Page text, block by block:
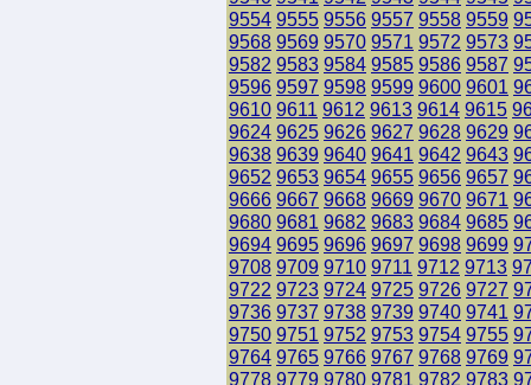
9554 9555 9556 9557 9558 9559
9568 9569 9570 9571 9572 9573
9582 9583 9584 9585 9586 9587
9596 9597 9598 9599 9600 9601
9610 9611 9612 9613 9614 9615
9624 9625 9626 9627 9628 9629
9638 9639 9640 9641 9642 9643
9652 9653 9654 9655 9656 9657
9666 9667 9668 9669 9670 9671
9680 9681 9682 9683 9684 9685
9694 9695 9696 9697 9698 9699
9708 9709 9710 9711 9712 9713
9722 9723 9724 9725 9726 9727
9736 9737 9738 9739 9740 9741
9750 9751 9752 9753 9754 9755
9764 9765 9766 9767 9768 9769
9778 9779 9780 9781 9782 9783